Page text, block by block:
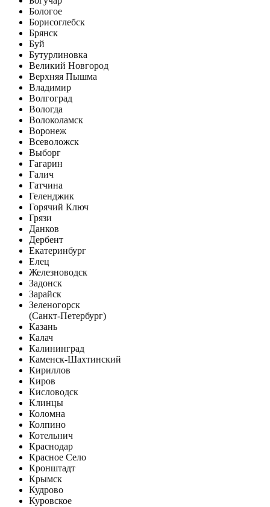
Бологое
Борисоглебск
Брянск
Буй
Бутурлиновка
Великий Новгород
Верхняя Пышма
Владимир
Волгоград
Вологда
Волоколамск
Воронеж
Всеволожск
Выборг
Гагарин
Галич
Гатчина
Геленджик
Горячий Ключ
Грязи
Данков
Дербент
Екатеринбург
Елец
Железноводск
Задонск
Зарайск
Зеленогорск
(Санкт-Петербург)
Казань
Калач
Калининград
Каменск-Шахтинский
Кириллов
Киров
Кисловодск
Клинцы
Коломна
Колпино
Котельнич
Краснодар
Красное Село
Кронштадт
Крымск
Кудрово
Куровское